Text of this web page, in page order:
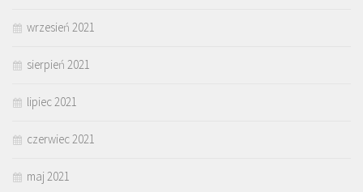
wrzesień 2021
sierpień 2021
lipiec 2021
czerwiec 2021
maj 2021